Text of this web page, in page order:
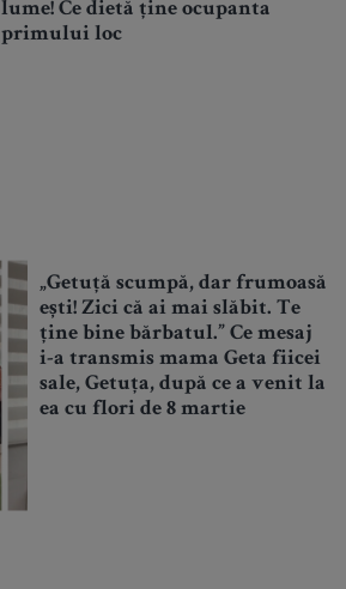
lume! Ce dietă ține ocupanta
primului loc
„Getuță scumpă, dar frumoasă
ești! Zici că ai mai slăbit. Te
ține bine bărbatul.” Ce mesaj
i-a transmis mama Geta fiicei
sale, Getuța, după ce a venit la
ea cu flori de 8 martie